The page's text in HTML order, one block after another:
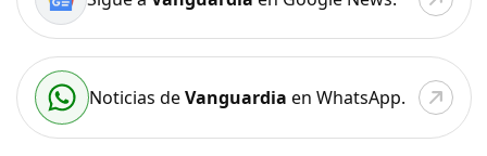
Noticias deVanguardia en WhatsApp.